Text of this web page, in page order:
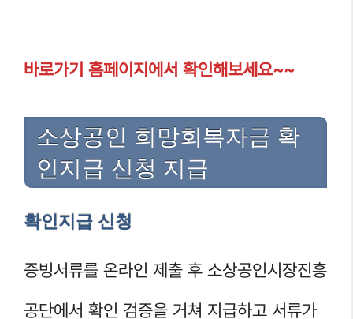
바로가기 홈페이지에서 확인해보세요~~
소상공인 희망회복자금 확
인지급 신청 지급
확인지급 신청
증빙서류를 온라인 제출 후 소상공인시장진흥
공단에서 확인 검증을 거쳐 지급하고 서류가